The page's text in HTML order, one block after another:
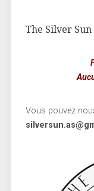
The Silver
Vous pouvez